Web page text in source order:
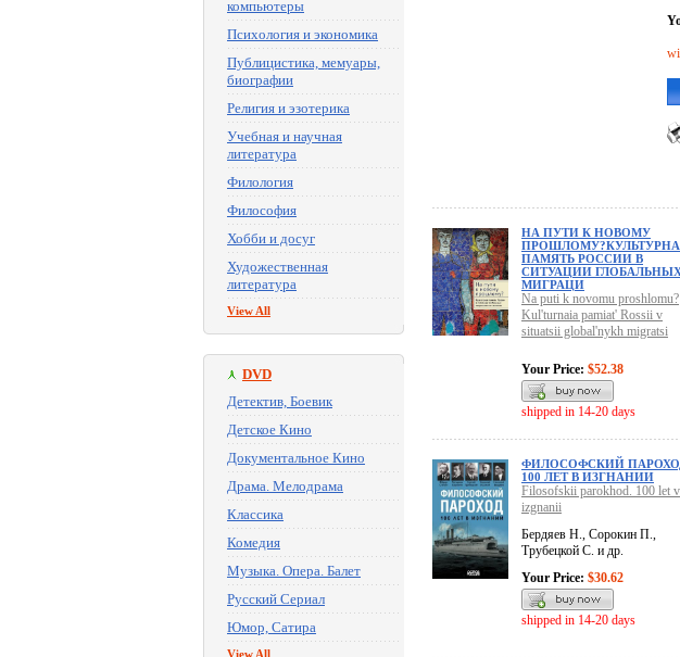
компьютеры
Психология и экономика
Публицистика, мемуары,
биографии
Религия и эзотерика
Учебная и научная
литература
Филология
Философия
Хобби и досуг
Художественная
литература
View All
DVD
Детектив, Боевик
Детское Кино
Документальное Кино
Драма. Мелодрама
Классика
Комедия
Музыка. Опера. Балет
Русский Сериал
Юмор, Сатира
View All
НА ПУТИ К НОВОМУ
ПАМЯТЬ РОССИИ В
СИТУАЦИИ
МИГРАЦИ
Na puti k novomu proshlomu?
Kul'turnaia pamiat' Rossii v
situatsii global'nykh migratsi
Your Price: $52.38
shipped in 14-20 days
ФИЛОСОФСКИЙ
100 ЛЕТ В ИЗГНАНИИ
Filosofskii parokhod. 100 let v
izgnanii
Бердяев Н., Сорокин П.,
Трубецкой С. и др.
Your Price: $30.62
shipped in 14-20 days